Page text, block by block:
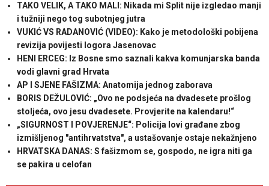
TAKO VELIK, A TAKO MALI: Nikada mi Split nije izgledao manji
i tužniji nego tog subotnjeg jutra
VUKIĆ VS RADANOVIĆ (VIDEO): Kako je metodološki pobijena
revizija povijesti logora Jasenovac
HENI ERCEG: Iz Bosne smo saznali kakva komunjarska banda
vodi glavni grad Hrvata
AP I SJENE FAŠIZMA: Anatomija jednog zaborava
BORIS DEŽULOVIĆ: „Ovo ne podsjeća na dvadesete prošlog
stoljeća, ovo jesu dvadesete. Provjerite na kalendaru!“
„SIGURNOST I POVJERENJE“: Policija lovi građane zbog
izmišljenog "antihrvatstva", a ustašovanje ostaje nekažnjeno
HRVATSKA DANAS: S fašizmom se, gospodo, ne igra niti ga
se pakira u celofan